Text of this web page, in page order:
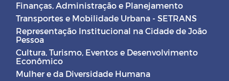
Finanças, Administração e Planejamento
Transportes e Mobilidade Urbana - SETRANS
Representação Institucional na Cidade de João
Pessoa
Cultura, Turismo, Eventos e Desenvolvimento
Econômico
Mulher e da Diversidade Humana